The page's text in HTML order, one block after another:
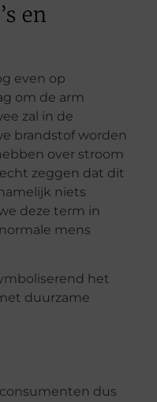
en
even op
om de arm
zal in de
brandstof worden
over stroom
zeggen dat dit
niets
deze term in
mens
dus